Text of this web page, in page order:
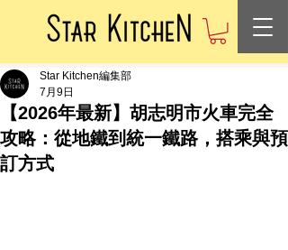
【2026年最新】胡志明市火車完全
攻略：從地鐵到統一鐵路，搭乘與預
訂方式
Star Kitchen編集部
7月9日